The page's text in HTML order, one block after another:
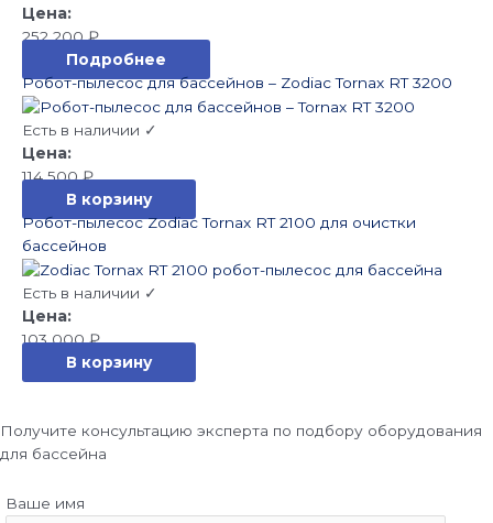
252 200₽
Подробнее
Робот-пылесос для бассейнов – Zodiac Tornax RT 3200
Есть в наличии ✓
114 500₽
В корзину
Робот-пылесос Zodiac Tornax RT 2100 для очистки
бассейнов
Есть в наличии ✓
103 000₽
В корзину
Получите консультацию эксперта по подбору оборудования
для бассейна
Ваше имя